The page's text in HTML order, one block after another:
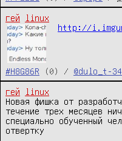
гей
linux
http://
#H8G86R (0) / @dulo_t-34
гей
linux
Новая фишка от
течение трех месяцев
специально обученный
отвертку